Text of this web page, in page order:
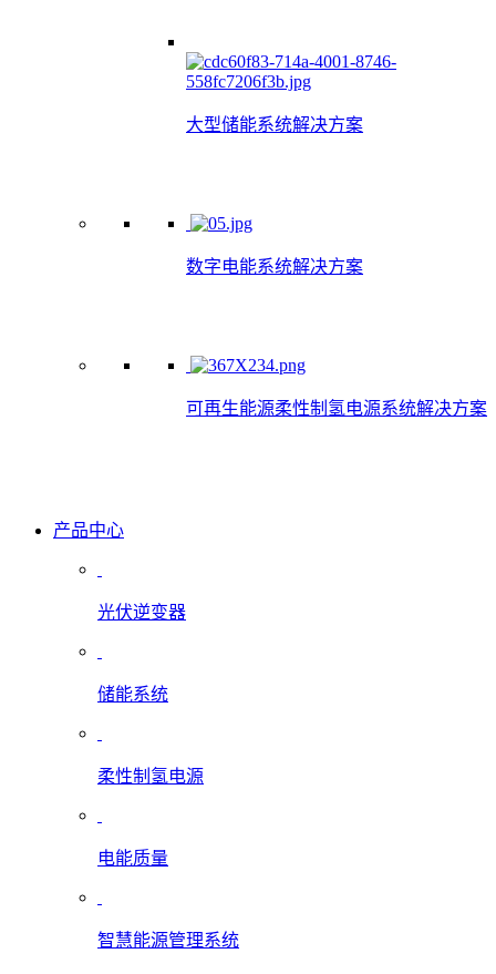
大型储能系统解决方案
数字电能系统解决方案
可再生能源柔性制氢电源系统解决方案
产品中心
光伏逆变器
储能系统
柔性制氢电源
电能质量
智慧能源管理系统